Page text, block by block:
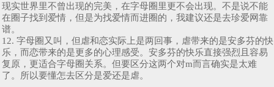
现实世界里不曾出现的完美，在字母圈里更不会出现。不是说不能
在圈子找到爱情，但是为找爱情而进圈的，我建议还是去珍爱网靠
谱。
12. 字母圈又叫，但虐和恋实际上是两回事，虐带来的是安多芬的快
乐，而恋带来的是更多的心理感受。安多芬的快乐直接强烈且容易
复原，更适合字母圈关系。但要区分这两个对m而言确实是太难
了。所以要懂怎去区分是爱还是虐。